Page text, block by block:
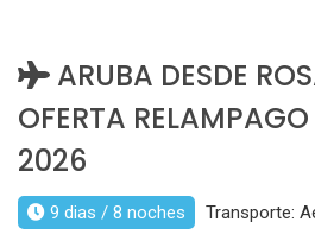
ARUBA DESDE
OFERTA
2026
9 dias / 8 noches Transporte: